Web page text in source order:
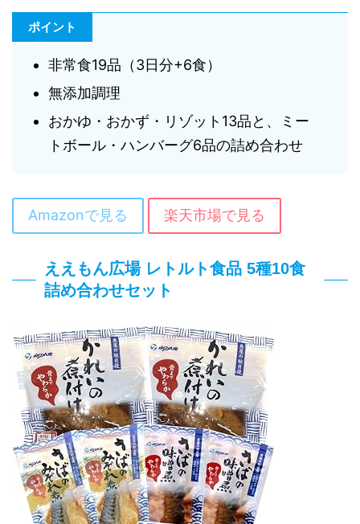
ポイント
非常食19品（3日分+6食）
無添加調理
おかゆ・おかず・リゾット13品と、ミー
トボール・ハンバーグ6品の詰め合わせ
Amazonで見る 楽天市場で見る
ええもん広場 レトルト食品 5種10食
詰め合わせセット